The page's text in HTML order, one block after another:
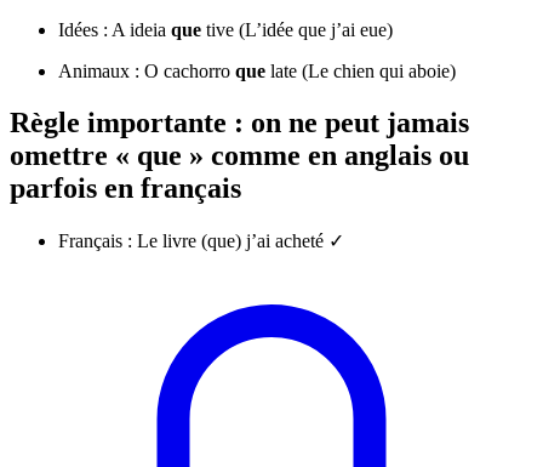
Idées : A ideia que tive (L’idée que j’ai eue)
Animaux : O cachorro que late (Le chien qui aboie)
Règle importante : on ne peut jamais
omettre « que » comme en anglais ou
parfois en français
Français : Le livre (que) j’ai acheté ✓